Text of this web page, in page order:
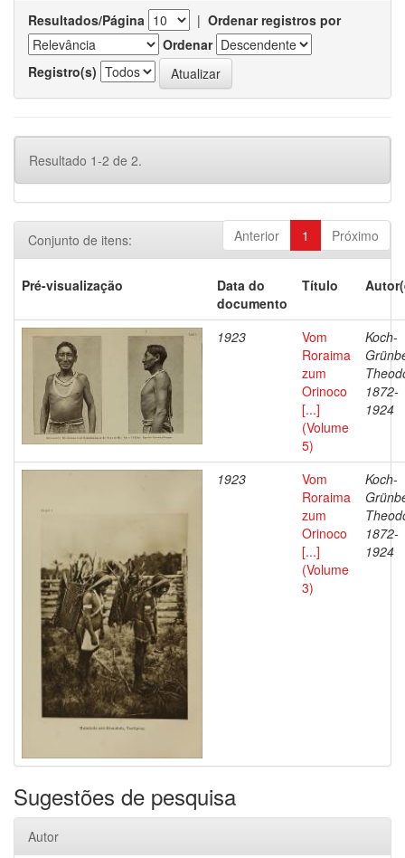
Resultados/Página | Ordenar registros por
Ordenar
Registro(s)
Resultado 1-2 de 2.
Anterior 1 Próximo
Conjunto de itens:
Pré-visualização
Data do
documento
Título
1923
Vom
Roraima
zum
Orinoco
[...]
(Volume
5)
Koch-
1872-
1924
1923
Vom
Roraima
zum
Orinoco
[...]
(Volume
3)
Koch-
1872-
1924
Sugestões de pesquisa
Autor